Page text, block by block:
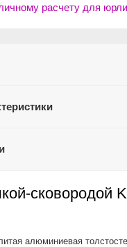
расчету для
сковородой
алюминиевая